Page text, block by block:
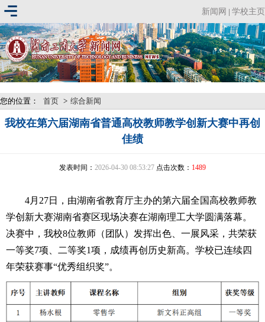
新闻网 学校主页
您的位置： 首页 > 综合新闻
我校在第六届湖南省普通高校教师教学创新大赛中再创
佳绩
发表时间： 2026-04-30 08:53:27 点击次数： 1489
4月27日，由湖南省教育厅主办的第六届全国高校教师教
学创新大赛湖南省赛区现场决赛在湖南理工大学圆满落幕。
决赛中，我校8位教师（团队）发挥出色、一展风采，共荣获
一等奖7项、二等奖1项，成绩再创历史新高。学校已连续四
年荣获赛事“优秀组织奖”。